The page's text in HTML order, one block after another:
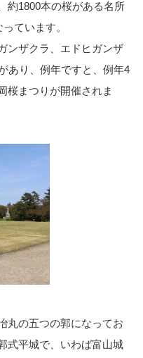
約1800本の桜がある名所
ています。
ンザクラ、エドヒガンザ
あり、例年ですと、例年4
桜まつりが開催されま
丸の五つの郭になってお
式平城で、いわば富山城